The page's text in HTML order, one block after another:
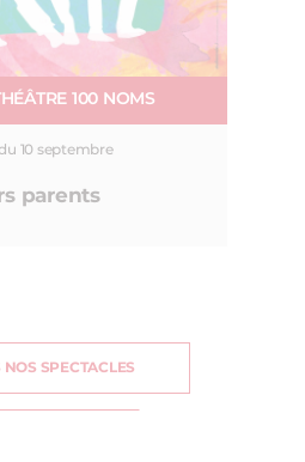
100 NOMS
10 septembre
parents
NOS SPECTACLES